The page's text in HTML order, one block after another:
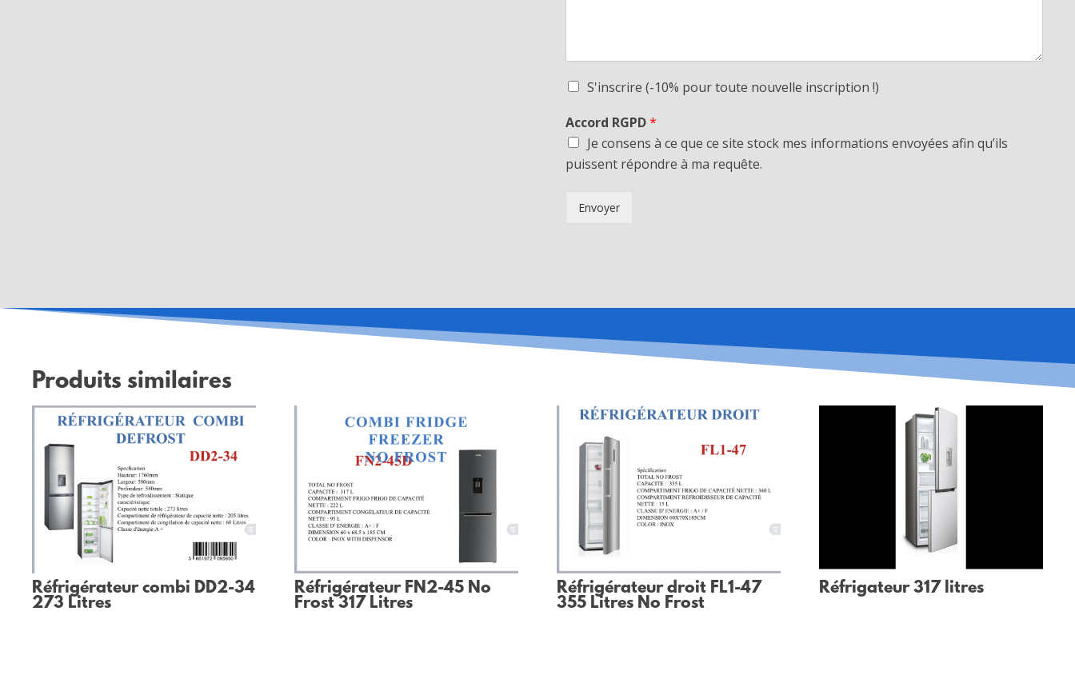
S'inscrire (-10% pour toute nouvelle inscription !)
Accord RGPD*
Je consens à ce que ce site stock mes informations envoyées afin qu’ils
puissent répondre à ma requête.
Envoyer
Produits similaires
Réfrigérateur combi DD2-34
273 Litres
Réfrigérateur FN2-45 No
Frost 317 Litres
Réfrigérateur droit FL1-47
355 Litres No Frost
Réfrigateur 317 litres